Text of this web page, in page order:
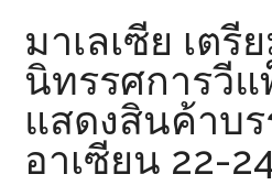
มาเลเซีย เตรี
นิทรรศการวี
แสดงสินค้าบ
อาเซียน 22-